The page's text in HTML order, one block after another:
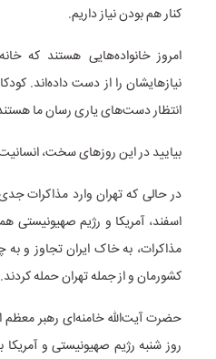
کنار هم بودن نیاز داریم.
امروز خانواده‌هایی هستند که
نیازهایشان را از دست داده‌اند.
انتظار دست‌های یاری رسان ما
بیایید در این روزهای سخت، انسانیت
در حالی که تهران وارد مذاکرات
اسفند، آمریکا و رژیم صهیونیستی
مذاکرات، به خاک ایران تجاوز و
کشورمان و از جمله تهران حمله کردند.
‌حضرت آیت‌الله خامنه‌ای رهبر
روز شنبه رژیم صهیونیستی و